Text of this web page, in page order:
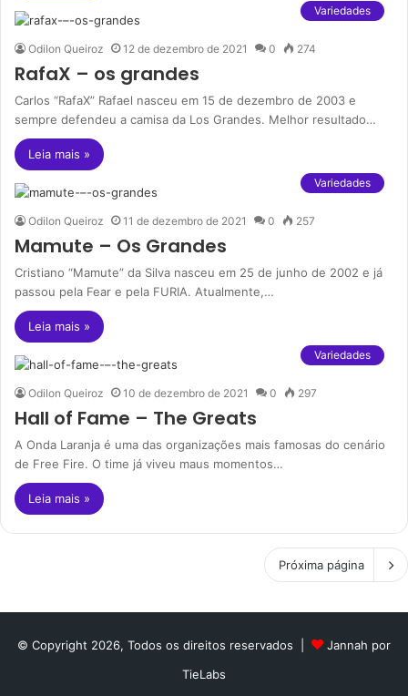
Variedades
Odilon Queiroz 12 de dezembro de 2021 0 274
RafaX – os grandes
Carlos “RafaX” Rafael nasceu em 15 de dezembro de 2003 e
sempre defendeu a camisa da Los Grandes. Melhor resultado…
Leia mais »
Variedades
Odilon Queiroz 11 de dezembro de 2021 0 257
Mamute – Os Grandes
Cristiano “Mamute” da Silva nasceu em 25 de junho de 2002 e já
passou pela Fear e pela FURIA. Atualmente,…
Leia mais »
Variedades
Odilon Queiroz 10 de dezembro de 2021 0 297
Hall of Fame – The Greats
A Onda Laranja é uma das organizações mais famosas do cenário
de Free Fire. O time já viveu maus momentos…
Leia mais »
Próxima página
© Copyright 2026, Todos os direitos reservados |
Jannah por
TieLabs